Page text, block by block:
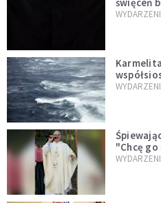
miłości"
"Chcę